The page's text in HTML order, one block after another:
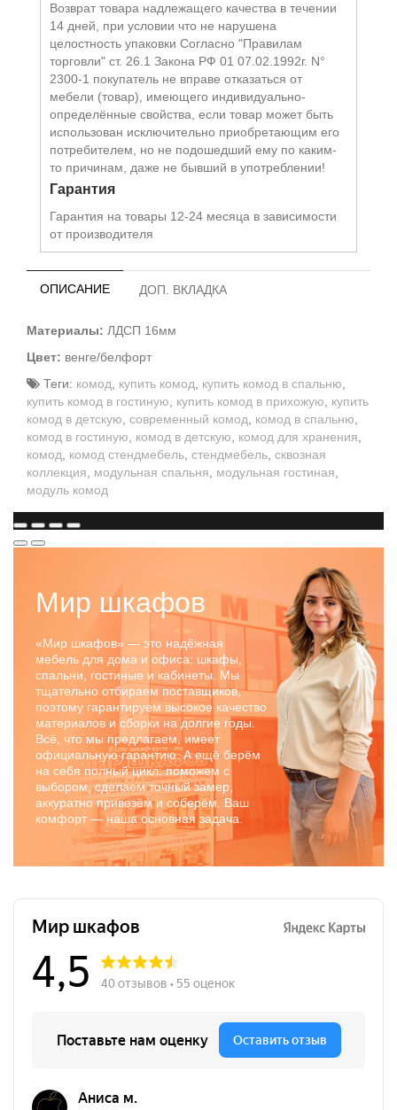
Возврат товара надлежащего качества в течении
14 дней, при условии что не нарушена
целостность упаковки Согласно "Правилам
торговли" ст. 26.1 Закона РФ 01 07.02.1992г. N°
2300-1 покупатель не вправе отказаться от
мебели (товар), имеющего индивидуально-
определённые свойства, если товар может быть
использован исключительно приобретающим его
потребителем, но не подошедший eмy по каким-
то причинам, даже не бывший в употреблении!
Гарантия
Гарантия на товары 12-24 месяца в зависимости
от производителя
ОПИСАНИЕ ДОП. ВКЛАДКА
Материалы: ЛДСП 16мм
Цвет: венге/белфорт
Теги: комод купить комод купить комод в спальню
купить комод в гостиную
купить комод в прихожую
купить
комод в детскую современный комод комод в спальню
комод в гостиную
комод в детскую комод для хранения
комод
комод стендмебель стендмебель сквозная
коллекция
модульная спальня модульная гостиная
модуль комод
Мир шкафов
«Мир шкафов» — это надёжная
мебель для дома и офиса: шкафы,
спальни, гостиные и кабинеты. Мы
тщательно отбираем поставщиков,
поэтому гарантируем высокое качество
материалов и сборки на долгие годы.
Всё, что мы предлагаем, имеет
официальную гарантию. А ещё берём
на себя полный цикл: поможем с
выбором, сделаем точный замер,
аккуратно привезём и соберём. Ваш
комфорт — наша основная задача.